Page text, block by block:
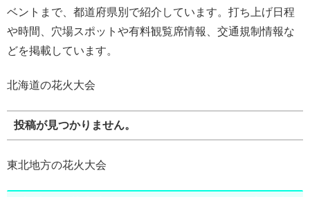
ベントまで、都道府県別で紹介しています。打ち上げ日程
や時間、穴場スポットや有料観覧席情報、交通規制情報な
どを掲載しています。
北海道の花火大会
投稿が見つかりません。
東北地方の花火大会